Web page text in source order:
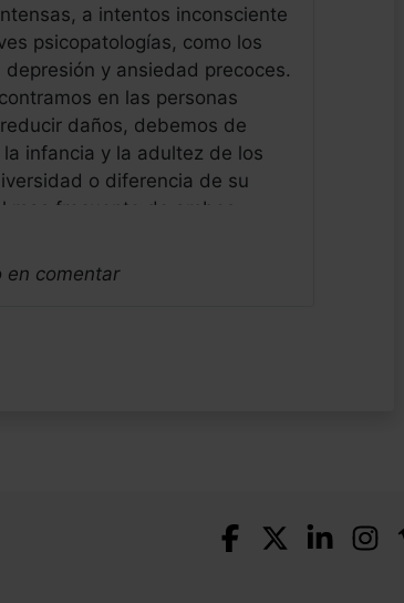
a intentos inconsciente
psicopatologías, como los
y ansiedad precoces.
en las personas
daños, debemos de
infancia y la adultez de los
o diferencia de su
mas frecuente de ambos.
o seguiremos parcheandola??
de Sevilla.
en comentar